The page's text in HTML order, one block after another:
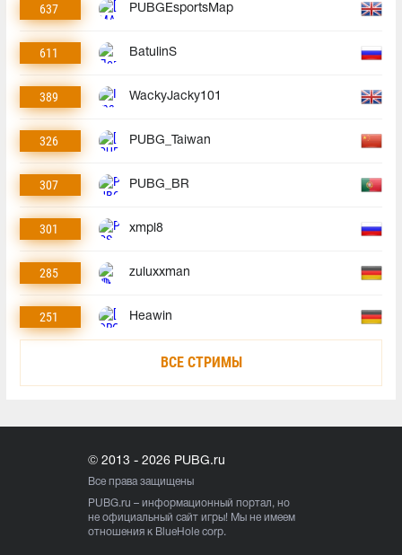
637 PUBGEsportsMap
611 BatulinS
389 WackyJacky101
326 PUBG_Taiwan
307 PUBG_BR
301 xmpl8
285 zuluxxman
251 Heawin
ВСЕ СТРИМЫ
© 2013 - 2026 PUBG.ru
Все права защищены
PUBG.ru – информационный портал, но
не официальный сайт игры! Мы не имеем
отношения к BlueHole corp.